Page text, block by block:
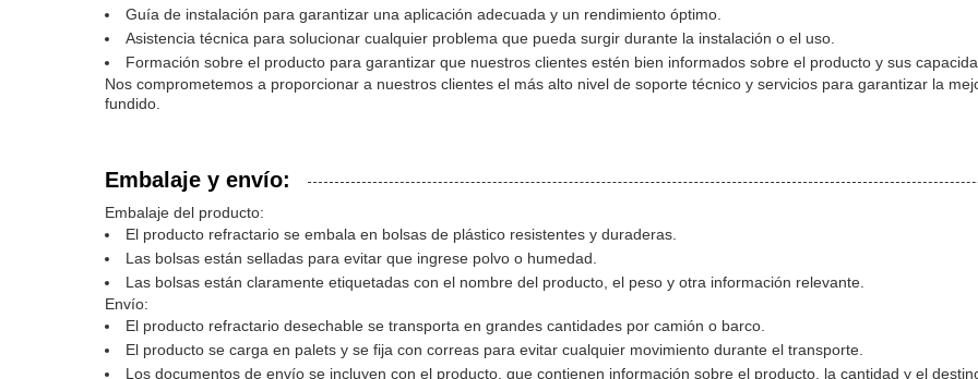
Guía de instalación para garantizar una aplicación adecuada y un rendimiento óptimo.
Asistencia técnica para solucionar cualquier problema que pueda surgir durante la instalación o el uso.
Formación sobre el producto para garantizar que nuestros clientes estén bien informados sobre el producto y sus
Nos comprometemos a proporcionar a nuestros clientes el más alto nivel de soporte técnico y servicios para garantizar la
fundido.
Embalaje y envío:
Embalaje del producto:
El producto refractario se embala en bolsas de plástico resistentes y duraderas.
Las bolsas están selladas para evitar que ingrese polvo o humedad.
Las bolsas están claramente etiquetadas con el nombre del producto, el peso y otra información relevante.
Envío:
El producto refractario desechable se transporta en grandes cantidades por camión o barco.
El producto se carga en palets y se fija con correas para evitar cualquier movimiento durante el transporte.
Los documentos de envío se incluyen con el producto, que contienen información sobre el producto, la cantidad y el